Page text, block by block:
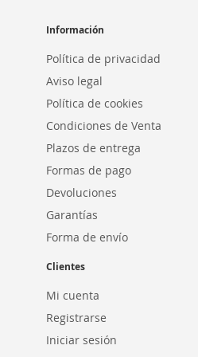
Información
Política de privacidad
Aviso legal
Política de cookies
Condiciones de Venta
Plazos de entrega
Formas de pago
Devoluciones
Garantías
Forma de envío
Clientes
Mi cuenta
Registrarse
Iniciar sesión